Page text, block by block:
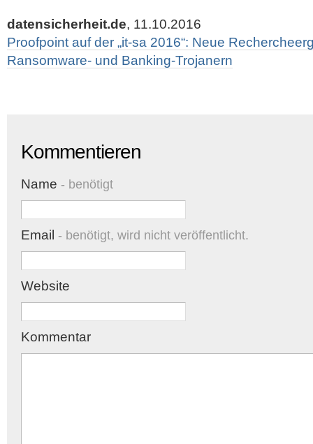
datensicherheit.de, 11.10.2016
Proofpoint auf der „it-sa 2016“: Neue
Ransomware- und Banking-Trojanern
Kommentieren
Name - benötigt
Email - benötigt, wird nicht veröffentlicht.
Website
Kommentar